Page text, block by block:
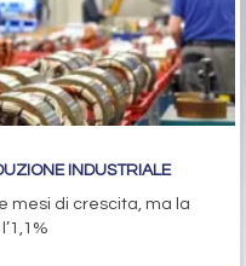
INDUSTRIALE
mesi di crescita, ma la